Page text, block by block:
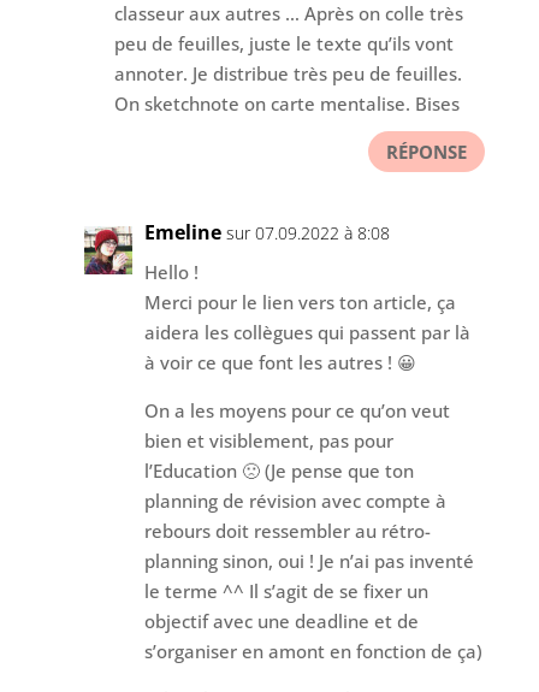
classeur aux autres … Après on colle très
peu de feuilles, juste le texte qu’ils vont
annoter. Je distribue très peu de feuilles.
On sketchnote on carte mentalise. Bises
RÉPONSE
Emeline sur 07.09.2022 à 8:08
Hello !
Merci pour le lien vers ton article, ça
aidera les collègues qui passent par là
à voir ce que font les autres ! 😀
On a les moyens pour ce qu’on veut
bien et visiblement, pas pour
l’Education 🙁 (Je pense que ton
planning de révision avec compte à
rebours doit ressembler au rétro-
planning sinon, oui ! Je n’ai pas inventé
le terme ^^ Il s’agit de se fixer un
objectif avec une deadline et de
s’organiser en amont en fonction de ça)